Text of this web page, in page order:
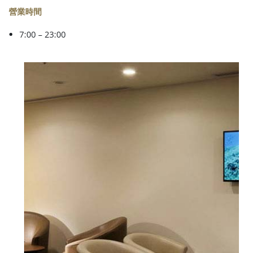
營業時間
7:00 – 23:00